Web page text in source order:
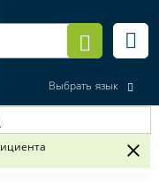
Выбрать язык